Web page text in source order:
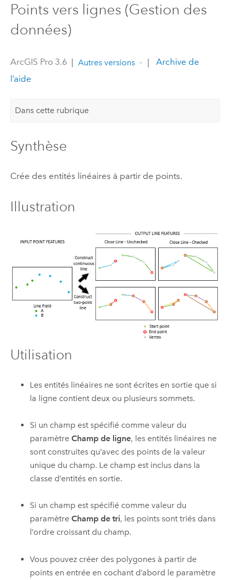
Points vers lignes (Gestion des
données)
ArcGIS Pro 3.6 | Autres versions |
Archive de
l’aide
Dans cette rubrique
Synthèse
Crée des entités linéaires à partir de points.
Illustration
Utilisation
Les entités linéaires ne sont écrites en sortie que si
la ligne contient deux ou plusieurs sommets.
Si un champ est spécifié comme valeur du
paramètreChamp de ligne, les entités linéaires ne
sont construites qu’avec des points de la valeur
unique du champ. Le champ est inclus dans la
classe d’entités en sortie.
Si un champ est spécifié comme valeur du
paramètreChamp de tri, les points sont triés dans
l’ordre croissant du champ.
Vous pouvez créer des polygones à partir de
points en entrée en cochant d’abord le paramètre